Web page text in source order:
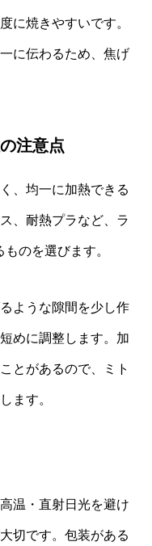
に焼きやすいです。
に伝わるため、焦げ
注意点
、均一に加熱できる
、耐熱プラなど、ラ
のを選びます。
ような隙間を少し作
めに調整します。加
とがあるので、ミト
ます。
温・直射日光を避け
切です。包装がある